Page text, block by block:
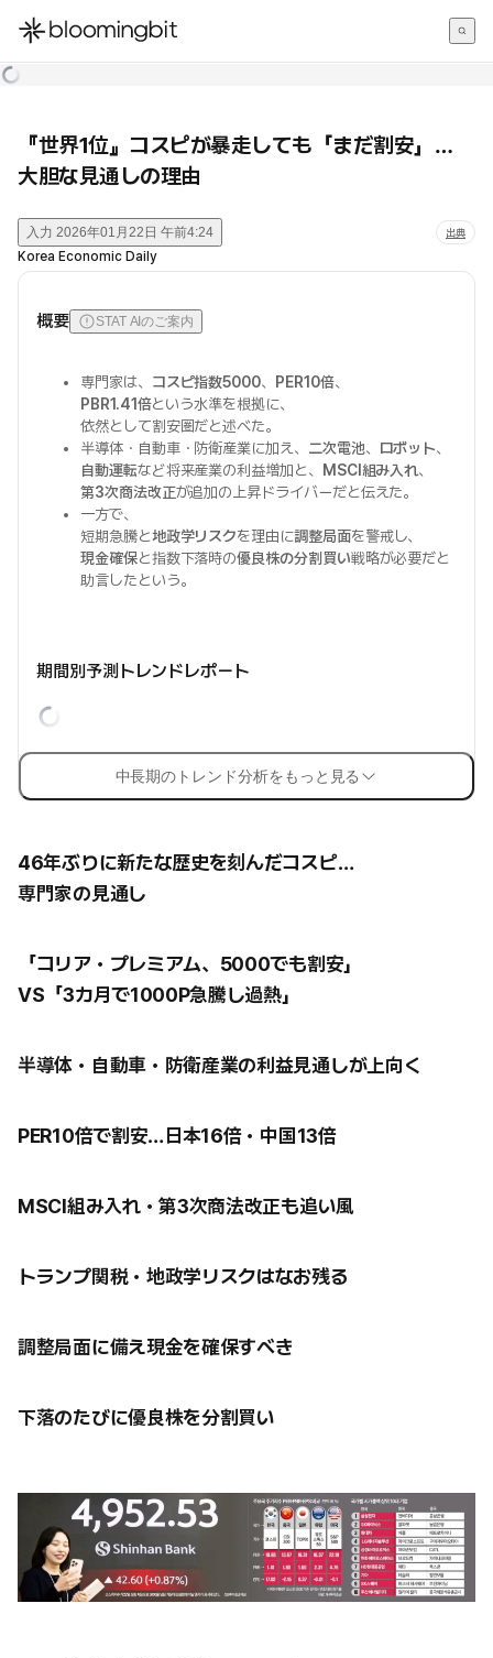
한국어
『世界1位』コスピが暴走しても「まだ割安」…
大胆な見通しの理由
入力 2026年01月22日 午前4:24 出典
Korea Economic Daily
概要 STAT AIのご案内
専門家は、 コスピ指数5000、 PER10倍、
PBR1.41倍という水準を根拠に、
依然として割安圏だと述べた。
半導体・自動車・防衛産業に加え、 二次電池、 ロボット、
自動運転など将来産業の利益増加と、 MSCI組み入れ、
第3次商法改正が追加の上昇ドライバーだと伝えた。
一方で、
短期急騰と地政学リスクを理由に調整局面を警戒し、
現金確保と指数下落時の優良株の分割買い戦略が必要だと
助言したという。
期間別予測トレンドレポート
中長期のトレンド分析をもっと見る
46年ぶりに新たな歴史を刻んだコスピ…
専門家の見通し
「コリア・プレミアム、5000でも割安」
VS「3カ月で1000P急騰し過熱」
半導体・自動車・防衛産業の利益見通しが上向く
PER10倍で割安…日本16倍・中国13倍
MSCI組み入れ・第3次商法改正も追い風
トランプ関税・地政学リスクはなお残る
調整局面に備え現金を確保すべき
下落のたびに優良株を分割買い